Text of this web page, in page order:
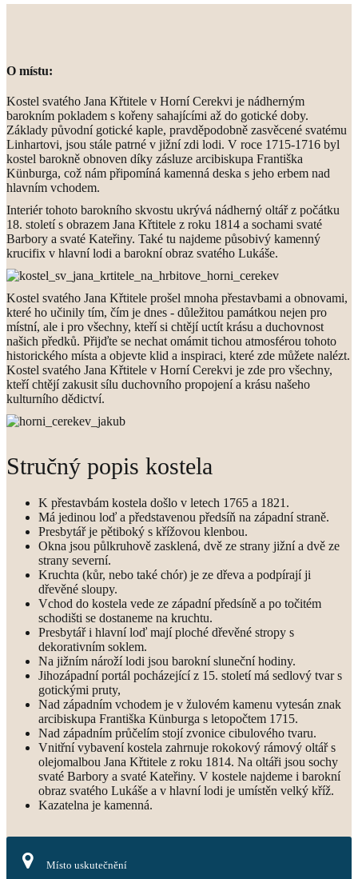
O místu:
Kostel svatého Jana Křtitele v Horní Cerekvi je nádherným
barokním pokladem s kořeny sahajícími až do gotické doby.
Základy původní gotické kaple, pravděpodobně zasvěcené svatému
Linhartovi, jsou stále patrné v jižní zdi lodi. V roce 1715-1716 byl
kostel barokně obnoven díky zásluze arcibiskupa Františka
Künburga, což nám připomíná kamenná deska s jeho erbem nad
hlavním vchodem.
Interiér tohoto barokního skvostu ukrývá nádherný oltář z počátku
18. století s obrazem Jana Křtitele z roku 1814 a sochami svaté
Barbory a svaté Kateřiny. Také tu najdeme působivý kamenný
krucifix v hlavní lodi a barokní obraz svatého Lukáše.
Kostel svatého Jana Křtitele prošel mnoha přestavbami a obnovami,
které ho učinily tím, čím je dnes - důležitou památkou nejen pro
místní, ale i pro všechny, kteří si chtějí uctít krásu a duchovnost
našich předků. Přijďte se nechat omámit tichou atmosférou tohoto
historického místa a objevte klid a inspiraci, které zde můžete nalézt.
Kostel svatého Jana Křtitele v Horní Cerekvi je zde pro všechny,
kteří chtějí zakusit sílu duchovního propojení a krásu našeho
kulturního dědictví.
Stručný popis kostela
K přestavbám kostela došlo v letech 1765 a 1821.
Má jedinou loď a představenou předsíň na západní straně.
Presbytář je pětiboký s křížovou klenbou.
Okna jsou půlkruhově zasklená, dvě ze strany jižní a dvě ze
strany severní.
Kruchta (kůr, nebo také chór) je ze dřeva a podpírají ji
dřevěné sloupy.
Vchod do kostela vede ze západní předsíně a po točitém
schodišti se dostaneme na kruchtu.
Presbytář i hlavní loď mají ploché dřevěné stropy s
dekorativním soklem.
Na jižním nároží lodi jsou barokní sluneční hodiny.
Jihozápadní portál pocházející z 15. století má sedlový tvar s
gotickými pruty,
Nad západním vchodem je v žulovém kamenu vytesán znak
arcibiskupa Františka Künburga s letopočtem 1715.
Nad západním průčelím stojí zvonice cibulového tvaru.
Vnitřní vybavení kostela zahrnuje rokokový rámový oltář s
olejomalbou Jana Křtitele z roku 1814. Na oltáři jsou sochy
svaté Barbory a svaté Kateřiny. V kostele najdeme i barokní
obraz svatého Lukáše a v hlavní lodi je umístěn velký kříž.
Kazatelna je kamenná.
Místo uskutečnění